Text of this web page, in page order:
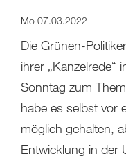
Mo 07.03.2022
Die Grünen-
ihrer „Kanzelrede“
Sonntag zum
habe es selbst vor
möglich gehalten,
Entwicklung in der